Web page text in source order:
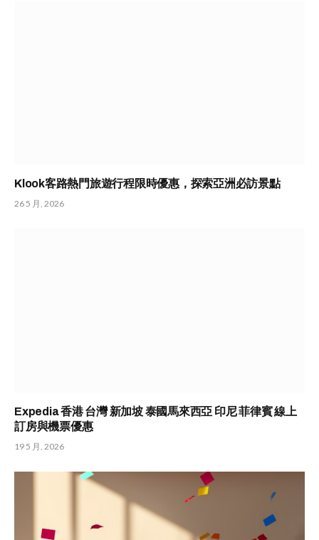
Klook客路熱門旅遊行程限時優惠，探索亞洲必訪景點
26 5 月, 2026
Expedia 香港 台灣 新加坡 泰國馬來西亞 印尼 菲律賓 線上
訂房與機票優惠
19 5 月, 2026